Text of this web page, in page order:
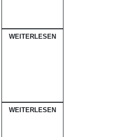
WEITERLESEN
WEITERLESEN